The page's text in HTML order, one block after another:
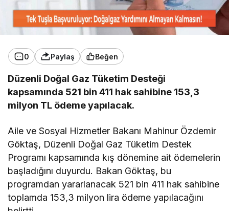
0 Paylaş Beğen
Düzenli Doğal Gaz Tüketim Desteği
kapsamında 521 bin 411 hak sahibine 153,3
milyon TL ödeme yapılacak.
Aile ve Sosyal Hizmetler Bakanı Mahinur Özdemir
Göktaş, Düzenli Doğal Gaz Tüketim Destek
Programı kapsamında kış dönemine ait ödemelerin
başladığını duyurdu. Bakan Göktaş, bu
programdan yararlanacak 521 bin 411 hak sahibine
toplamda 153,3 milyon lira ödeme yapılacağını